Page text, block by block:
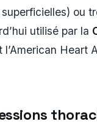
ou
utilisé par la
l’American Heart